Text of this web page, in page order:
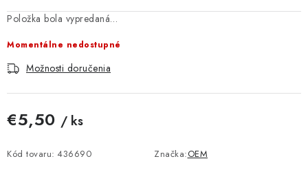
MULTIMÉDIÁ
KAMERY
VÝPREDAJ
Obchodné podmienky
Položka bola vypredaná…
Momentálne nedostupné
Možnosti doručenia
€5,50 / ks
Kód tovaru: 436690 Značka:OEM